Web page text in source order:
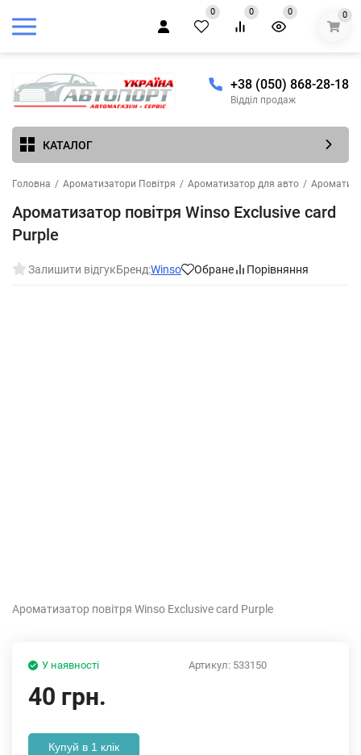
0 0 0 0
+38 (050) 868-28-18
Відділ продаж
КАТАЛОГ
Головна / Ароматизатори Повітря / Ароматизатор для авто /
Ароматизатор повітря Winso Exclusive card
Purple
Залишити відгукБренд:Winso Обране Порівняння
Ароматизатор повітря Winso Exclusive card Purple
Артикул: 533150
У наявності
40 грн.
Купуй в 1 клік